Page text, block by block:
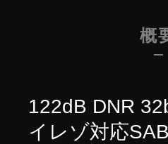
概
122dB DNR
イレゾ対応